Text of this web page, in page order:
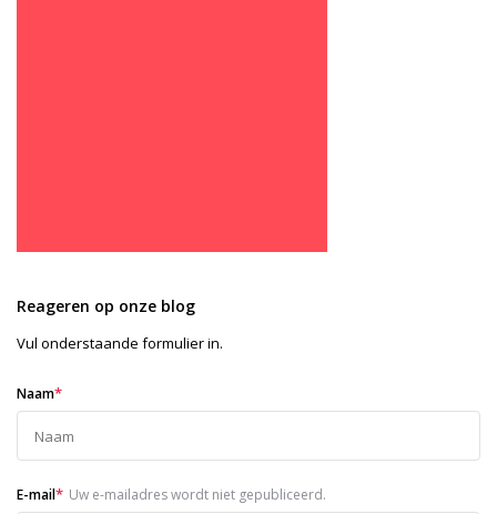
Reageren op onze blog
Vul onderstaande formulier in.
Naam*
E-mail* Uw e-mailadres wordt niet gepubliceerd.